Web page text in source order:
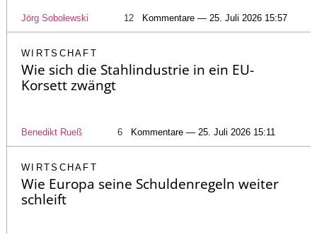
Jörg Sobolewski 12 Kommentare — 25. Juli 2026 15:57
WIRTSCHAFT
Wie sich die Stahlindustrie in ein EU-
Korsett zwängt
Benedikt Rueß 6 Kommentare — 25. Juli 2026 15:11
WIRTSCHAFT
Wie Europa seine Schuldenregeln weiter
schleift